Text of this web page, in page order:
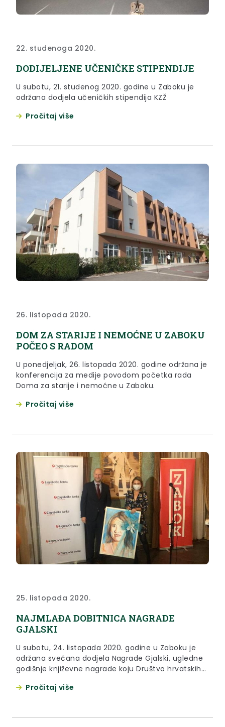
22. studenoga 2020.
DODIJELJENE UČENIČKE STIPENDIJE
U subotu, 21. studenog 2020. godine u Zaboku je
održana dodjela učeničkih stipendija KZŽ
Pročitaj više
26. listopada 2020.
DOM ZA STARIJE I NEMOĆNE U ZABOKU
POČEO S RADOM
U ponedjeljak, 26. listopada 2020. godine održana je
konferencija za medije povodom početka rada
Doma za starije i nemoćne u Zaboku.
Pročitaj više
25. listopada 2020.
NAJMLAĐA DOBITNICA NAGRADE
GJALSKI
U subotu, 24. listopada 2020. godine u Zaboku je
održana svečana dodjela Nagrade Gjalski, ugledne
godišnje književne nagrade koju Društvo hrvatskih
za najbolje prozno ostvarenje.
Pročitaj više